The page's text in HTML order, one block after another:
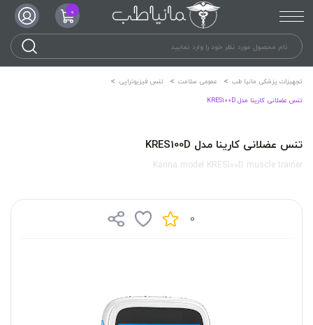
0
تجهیزات پزشکی مانیا طب عمومی سلامت
تنس فیزیوتراپی
تنس عضلانی کارینا مدل KRES100D
تنس عضلانی کارینا مدل KRES100D
Karina model KRES100D muscle trainer
0